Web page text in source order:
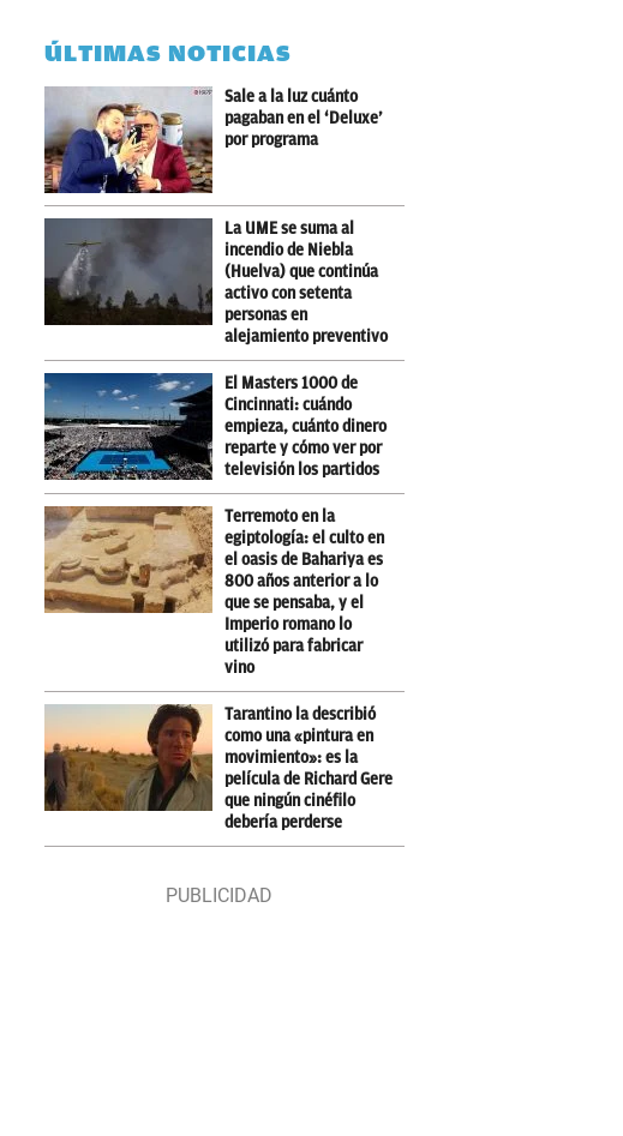
ÚLTIMAS NOTICIAS
Sale a la luz cuánto
pagaban en el ‘Deluxe’
por programa
La UME se suma al
incendio de Niebla
(Huelva) que continúa
activo con setenta
personas en
alejamiento preventivo
El Masters 1000 de
Cincinnati: cuándo
empieza, cuánto dinero
reparte y cómo ver por
televisión los partidos
Terremoto en la
egiptología: el culto en
el oasis de Bahariya es
800 años anterior a lo
que se pensaba, y el
Imperio romano lo
utilizó para fabricar
vino
Tarantino la describió
como una «pintura en
movimiento»: es la
película de Richard Gere
que ningún cinéfilo
debería perderse